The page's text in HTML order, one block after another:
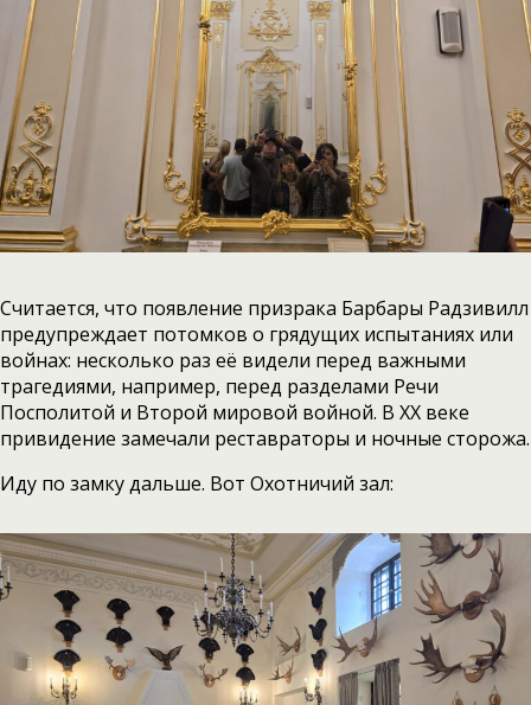
Считается, что появление призрака Барбары Радзивилл
предупреждает потомков о грядущих испытаниях или
войнах: несколько раз её видели перед важными
трагедиями, например, перед разделами Речи
Посполитой и Второй мировой войной. В XX веке
привидение замечали реставраторы и ночные сторожа.
Иду по замку дальше. Вот Охотничий зал: